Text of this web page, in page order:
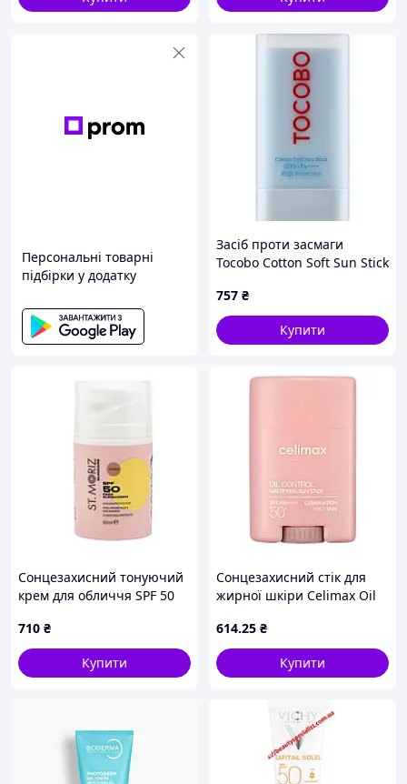
Персональні товарні
підбірки у додатку
Засіб проти засмаги
Tocobo Cotton Soft Sun Stick
(8809835060041)
(U1060830_BR)
757 ₴
Купити
Сонцезахисний тонуючий
крем для обличчя SPF 50
Moriz Suncare 50 ml
710 ₴
Купити
Сонцезахисний стік для
жирної шкіри Celimax Oil
SPF50+ PA++++ 19 г
614.25 ₴
Купити